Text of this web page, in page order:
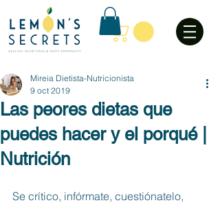
Las peores dietas que
puedes hacer y el porqué |
Nutrición
Mireia Dietista-Nutricionista
9 oct 2019
Se crítico, infórmate, cuestiónatelo,